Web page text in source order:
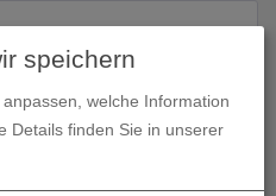
speichern
welche Information
Details finden Sie in unserer